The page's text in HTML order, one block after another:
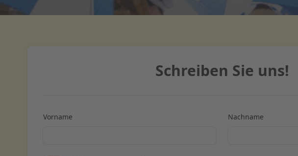
Schreiben Sie uns!
Vorname Nachname